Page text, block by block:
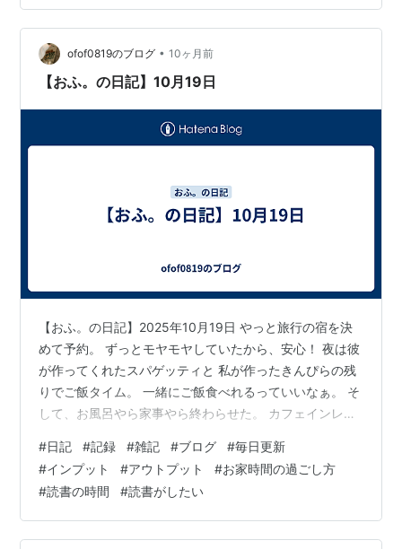
過去最高に発展した状態の中にいます。だからこそ、素
敵なものや環境に身を置きすぎて幸せを見失います。
決… ofof0819のブログ • 10ヶ月前
【おふ。の日記】10月19日
【おふ。の日記】2025年10月19日 やっと旅行の宿を決
めて予約。 ずっとモヤモヤしていたから、安心！ 夜は彼
が作ってくれたスパゲッティと 私が作ったきんぴらの残
りでご飯タイム。 一緒にご飯食べれるっていいなぁ。 そ
して、お風呂やら家事やら終わらせた。 カフェインレス
ゆったり時間。 読書の話に変わるけれど、 最近は読める
量が本当に減ったなぁ。 だからこそ、1ページでもいいか
らと 毎日繰り返し本を開くようにしている。 読み始める
までのハードルは高いけど、 読み始めるとやっぱり良か
ったってなるの。 まるでお風呂みたいだなぁ。 今日もお
#日記 #記録 #雑記 #ブログ #毎日更新
#インプット #アウトプット #お家時間の過ごし方
#読書の時間 #読書がしたい